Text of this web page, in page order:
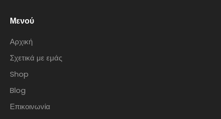
Μενού
Αρχική
Σχετικά με εμάς
Shop
Blog
Επικοινωνία